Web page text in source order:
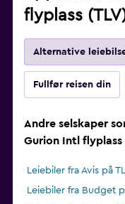
flyplass
Alternative
Fullfør reisen din
Andre selskaper
Gurion Intl flyplass
Leiebiler fra Avis på
Leiebiler fra Budget